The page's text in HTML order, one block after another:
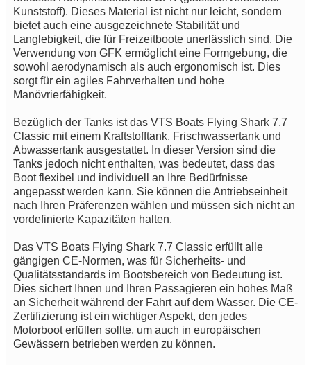
Kunststoff). Dieses Material ist nicht nur leicht, sondern
bietet auch eine ausgezeichnete Stabilität und
Langlebigkeit, die für Freizeitboote unerlässlich sind. Die
Verwendung von GFK ermöglicht eine Formgebung, die
sowohl aerodynamisch als auch ergonomisch ist. Dies
sorgt für ein agiles Fahrverhalten und hohe
Manövrierfähigkeit.
Bezüglich der Tanks ist das VTS Boats Flying Shark 7.7
Classic mit einem Kraftstofftank, Frischwassertank und
Abwassertank ausgestattet. In dieser Version sind die
Tanks jedoch nicht enthalten, was bedeutet, dass das
Boot flexibel und individuell an Ihre Bedürfnisse
angepasst werden kann. Sie können die Antriebseinheit
nach Ihren Präferenzen wählen und müssen sich nicht an
vordefinierte Kapazitäten halten.
Das VTS Boats Flying Shark 7.7 Classic erfüllt alle
gängigen CE-Normen, was für Sicherheits- und
Qualitätsstandards im Bootsbereich von Bedeutung ist.
Dies sichert Ihnen und Ihren Passagieren ein hohes Maß
an Sicherheit während der Fahrt auf dem Wasser. Die CE-
Zertifizierung ist ein wichtiger Aspekt, den jedes
Motorboot erfüllen sollte, um auch in europäischen
Gewässern betrieben werden zu können.